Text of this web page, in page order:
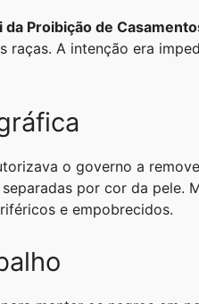
da Proibição de
raças. A intenção era
o governo a
por cor da pele.
e empobrecidos.